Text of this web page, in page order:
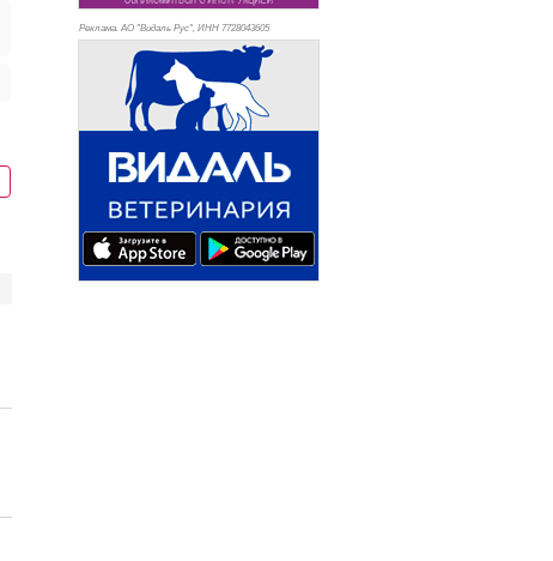
Реклама. АО "Видаль Рус", ИНН 7728043605